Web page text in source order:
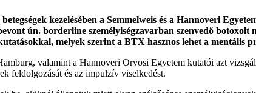
kezelésében a Semmelweis és a Hannoveri
ún. borderline személyiségzavarban szenvedő botoxolt
melyek szerint a BTX hasznos lehet a mentális
valamint a Hannoveri Orvosi Egyetem kutatói azt
feldolgozását és az impulzív viselkedést.